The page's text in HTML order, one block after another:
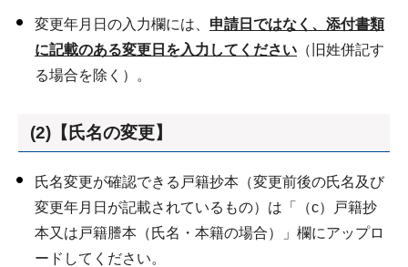
変更年月日の入力欄には、 申請日ではなく、添付書類
に記載のある変更日を入力してください （旧姓併記す
る場合を除く）。
(2)【氏名の変更】
氏名変更が確認できる戸籍抄本（変更前後の氏名及び
変更年月日が記載されているもの）は「（c）戸籍抄
本又は戸籍謄本（氏名・本籍の場合）」欄にアップロ
ードしてください。